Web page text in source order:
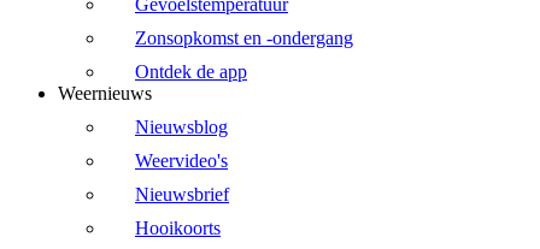
Gevoelstemperatuur
Zonsopkomst en -ondergang
Ontdek de app
Weernieuws
Nieuwsblog
Weervideo's
Nieuwsbrief
Hooikoorts